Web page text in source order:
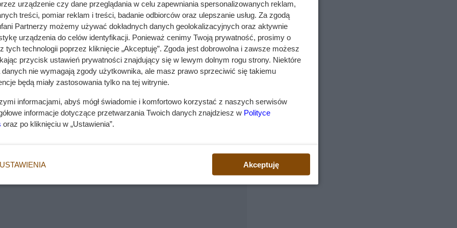
te znajdują się w grupie 9. FCI – psy ozdobne i do
większą popularnością, choć nie ma przed nimi
odrębną rasę. Poznajmy cavapoo.
takżezebrane w tym miejscu artykuły o psach rasowych .
jak powstała, cechy
Australii w latach 90. XX wieku. Hodowcy, którzy wymyślili
były wprawdzie bardzo zróżnicowane pod względem cech
wkrótce zainteresowali się nimi miłośnicy hybryd w Stanach
karierę.
do
Wady
nie lubi samotności
Cavapoo nie lubi samotności i może mieć
skłonność do lęku separacyjnego. Pielęgnacja
urządzenie czy dane przeglądania w celu zapewniania spersonalizowanych reklam,
treści, pomiar reklam i treści, badanie odbiorców oraz ulepszanie usług. Za zgodą
Partnerzy możemy używać dokładnych danych geolokalizacyjnych oraz aktywnie
urządzenia do celów identyfikacji. Ponieważ cenimy Twoją prywatność, prosimy o
tych technologii poprzez kliknięcie „Akceptuję”. Zgoda jest dobrowolna i zawsze możesz
przycisk ustawień prywatności znajdujący się w lewym dolnym rogu strony. Niektóre
danych nie wymagają zgody użytkownika, ale masz prawo sprzeciwić się takiemu
będą miały zastosowania tylko na tej witrynie.
informacjami, abyś mógł świadomie i komfortowo korzystać z naszych serwisów
informacje dotyczące przetwarzania Twoich danych znajdziesz w Polityce
oraz po kliknięciu w „Ustawienia”.
USTAWIENIA Akceptuję